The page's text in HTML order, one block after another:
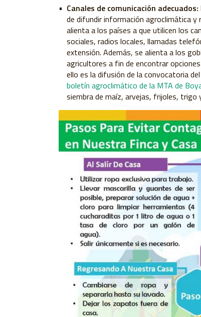
Canales de comunicación adecuados:
de difundir información agroclimática y
alienta a los países a que utilicen los
sociales, radios locales, llamadas
extensión. Además, se alienta a los
agricultores a fin de encontrar
ello es la difusión de la convocatoria
boletín agroclimático de la MTA de
siembra de maíz, arvejas, frijoles, trigo